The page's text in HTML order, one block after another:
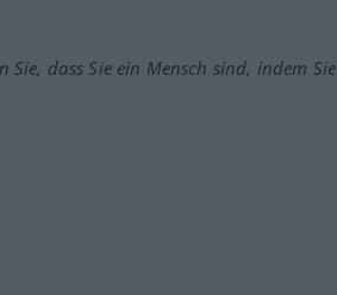
Sie, dass Sie ein Mensch sind, indem